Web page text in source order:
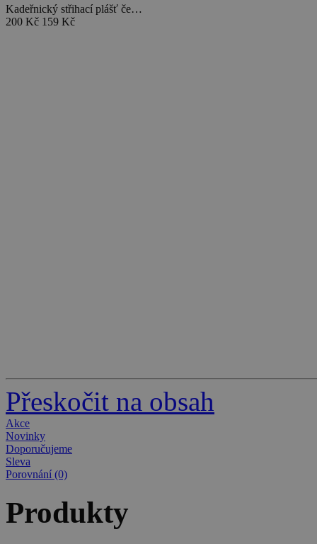
Kadeřnický střihací plášť če…
200 Kč 159 Kč
Přeskočit na obsah
Akce
Novinky
Doporučujeme
Sleva
Porovnání (0)
Produkty